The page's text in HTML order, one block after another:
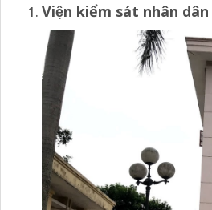
Viện kiểm sát nhân